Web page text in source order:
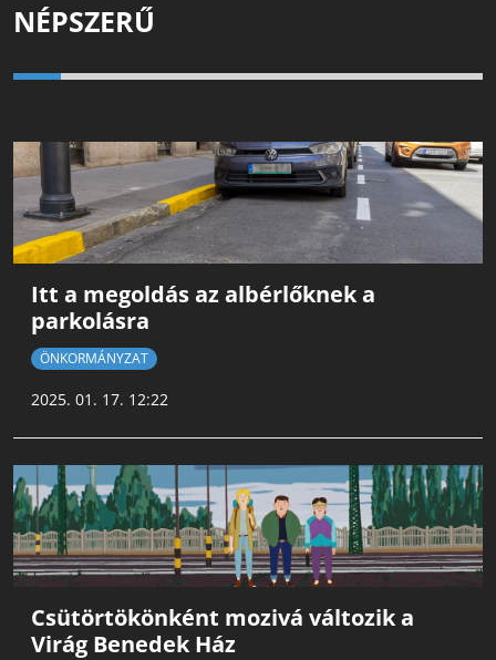
NÉPSZERŰ
Itt a megoldás az albérlőknek a
parkolásra
ÖNKORMÁNYZAT
2025. 01. 17. 12:22
Csütörtökönként mozivá változik a
Virág Benedek Ház